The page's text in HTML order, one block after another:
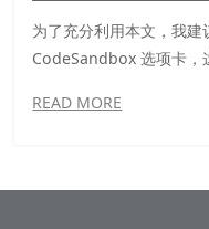
为了充分利用本文，我
CodeSandbox 选项卡，
READ MORE